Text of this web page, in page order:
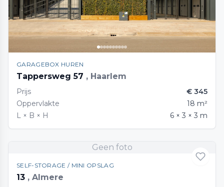
GARAGEBOX HUREN
Tappersweg 57 , Haarlem
Prijs
€ 345
Oppervlakte
18 m²
L × B × H
6 × 3 × 3 m
Geen foto
SELF-STORAGE / MINI OPSLAG
13 , Almere